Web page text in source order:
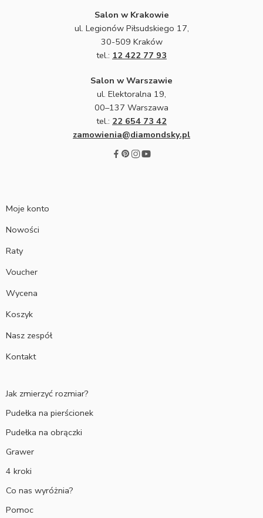
Salon w Krakowie
ul. Legionów Piłsudskiego 17,
30-509 Kraków
tel.: 12 422 77 93
Salon w Warszawie
ul. Elektoralna 19,
00–137 Warszawa
tel.: 22 654 73 42
zamowienia@diamondsky.pl
Moje konto
Nowości
Raty
Voucher
Wycena
Koszyk
Nasz zespół
Kontakt
Jak zmierzyć rozmiar?
Pudełka na pierścionek
Pudełka na obrączki
Grawer
4 kroki
Co nas wyróżnia?
Pomoc